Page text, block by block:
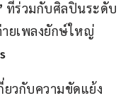
ที่ร่วมกับศิลปินระดับ
ายเพลงยักษ์ใหญ่
ยวกับความขัดแย้ง